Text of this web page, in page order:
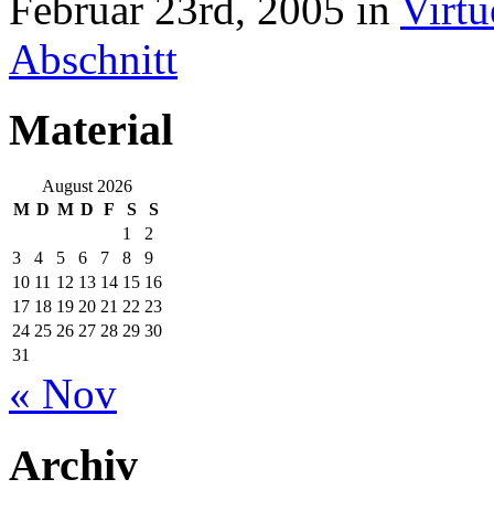
Abschnitt
Material
August 2026
M D M D F S
S
1
2
3
4 5 6 7 8
9
10 11 12 13 14 15 16
17 18 19 20 21 22 23
24 25 26 27 28 29 30
31
« Nov
Archiv